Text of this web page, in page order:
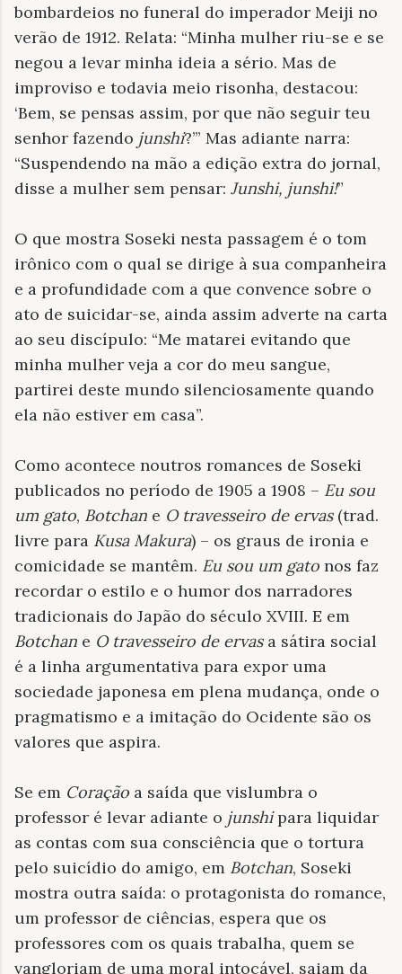
bombardeios no funeral do imperador Meiji no
verão de 1912. Relata: “Minha mulher riu-se e se
negou a levar minha ideia a sério. Mas de
improviso e todavia meio risonha, destacou:
‘Bem, se pensas assim, por que não seguir teu
senhor fazendo junshi?’” Mas adiante narra:
“Suspendendo na mão a edição extra do jornal,
disse a mulher sem pensar: Junshi, junshi!”
O que mostra Soseki nesta passagem é o tom
irônico com o qual se dirige à sua companheira
e a profundidade com a que convence sobre o
ato de suicidar-se, ainda assim adverte na carta
ao seu discípulo: “Me matarei evitando que
minha mulher veja a cor do meu sangue,
partirei deste mundo silenciosamente quando
ela não estiver em casa”.
Como acontece noutros romances de Soseki
publicados no período de 1905 a 1908 – Eu sou
um gato, Botchan e O travesseiro de ervas(trad.
livre para Kusa Makura) – os graus de ironia e
comicidade se mantêm. Eu sou um gato nos faz
recordar o estilo e o humor dos narradores
tradicionais do Japão do século XVIII. E em
Botchan e O travesseiro de ervasa sátira social
é a linha argumentativa para expor uma
sociedade japonesa em plena mudança, onde o
pragmatismo e a imitação do Ocidente são os
valores que aspira.
Se em Coração a saída que vislumbra o
professor é levar adiante o junshipara liquidar
as contas com sua consciência que o tortura
pelo suicídio do amigo, em Botchan, Soseki
mostra outra saída: o protagonista do romance,
um professor de ciências, espera que os
professores com os quais trabalha, quem se
vangloriam de uma moral intocável, saiam da